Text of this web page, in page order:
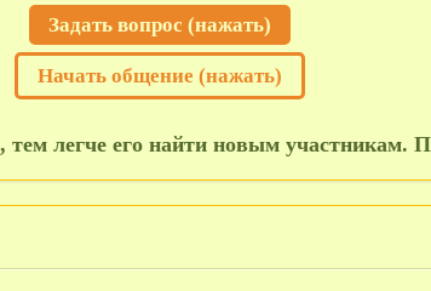
Задать вопрос (нажать)
Начать общение (нажать)
легче его найти новым участникам.